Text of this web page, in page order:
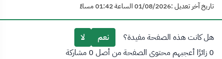
تاريخ آخر تعديل :01/08/2026 الساعة 01:42 مساءً
هل كانت هذه الصفحة مفيدة؟ نعم
لا
0 زائرًا أعجبهم محتوى الصفحة من أصل 0 مشاركة